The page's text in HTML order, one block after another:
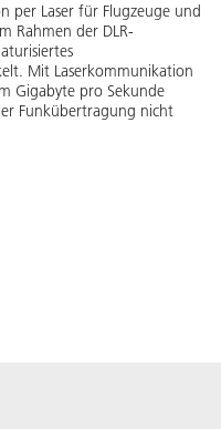
per Laser für Flugzeuge und
Rahmen der DLR-
Mit Laserkommunikation
Gigabyte pro Sekunde
Funkübertragung nicht